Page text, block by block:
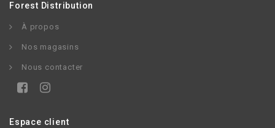
Forest Distribution
À propos
Nos magasins
Nous contacter
Espace client